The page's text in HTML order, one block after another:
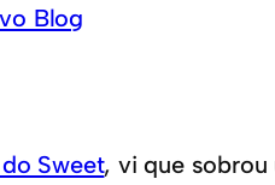
Blog
Sweet, vi que sobrou